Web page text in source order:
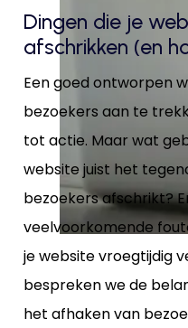
Dingen die je
afschrikken (en
Een goed ontworpen
bezoekers aan te
tot actie. Maar wat
website juist het
bezoekers afschrikt?
veelvoorkomende
je website vroegtijdig
bespreken we de
het afhaken van